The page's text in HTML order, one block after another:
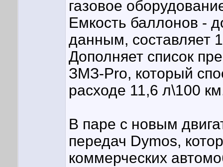
газовое
Емкость баллонов -
данным, составляет
Дополняет список
ЗМЗ-Pro, который
расходе 11,6 л\100
В паре с новым
передач Dymos,
коммерческих